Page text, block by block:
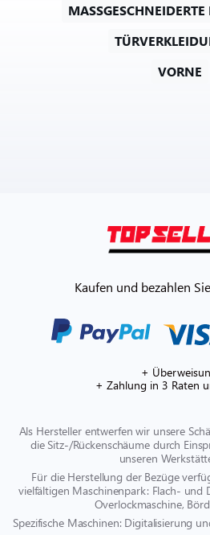
VORNE
Kaufen und bezahlen
+
+ Zahlung in 3 Raten
Als Hersteller entwerfen wir unsere
die Sitz-/Rückenschäume durch
unseren
Für die Herstellung der Bezüge
vielfältigen Maschinenpark: Flach- und
Overlockmaschine,
Spezifische Maschinen: Digitalisierung